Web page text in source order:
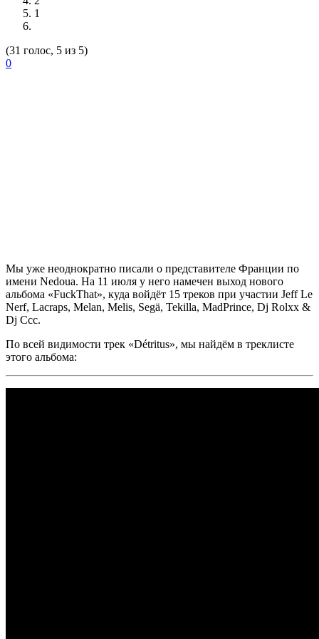
1
(31 голос, 5 из 5)
0
Мы уже неоднократно писали о представителе Франции по
имени Nedoua. На 11 июля у него намечен выход нового
альбома «FuckThat», куда войдёт 15 треков при участии Jeff Le
Nerf, Lacraps, Melan, Melis, Segä, Tekilla, MadPrince, Dj Rolxx &
Dj Ccc.
По всей видимости трек «Détritus», мы найдём в треклисте
этого альбома: